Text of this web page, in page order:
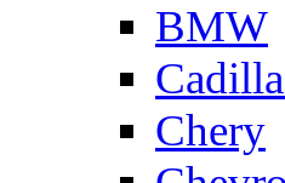
BMW
Chery